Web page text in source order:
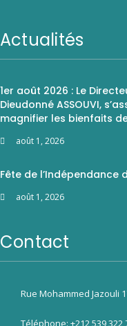
Actualités
1er août 2026 : Le
Dieudonné ASSOUVI,
magnifier les bienfaits
août 1, 2026
Fête de l’Indépendance
août 1, 2026
Contact
Rue Mohammed Jazouli
Téléphone: +212 539 322